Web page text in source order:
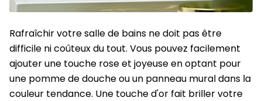
Rafraîchir votre salle de bains ne doit pas être
difficile ni coûteux du tout. Vous pouvez facilement
ajouter une touche rose et joyeuse en optant pour
une pomme de douche ou un panneau mural dans la
couleur tendance. Une touche d'or fait briller votre